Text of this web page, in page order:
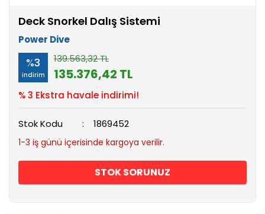
Deck Snorkel Dalış Sistemi
Power Dive
%3
indirim
139.563,32 TL
135.376,42 TL
% 3 Ekstra havale indirimi!
Stok Kodu 1869452
1-3 iş günü içerisinde kargoya verilir.
STOK SORUNUZ